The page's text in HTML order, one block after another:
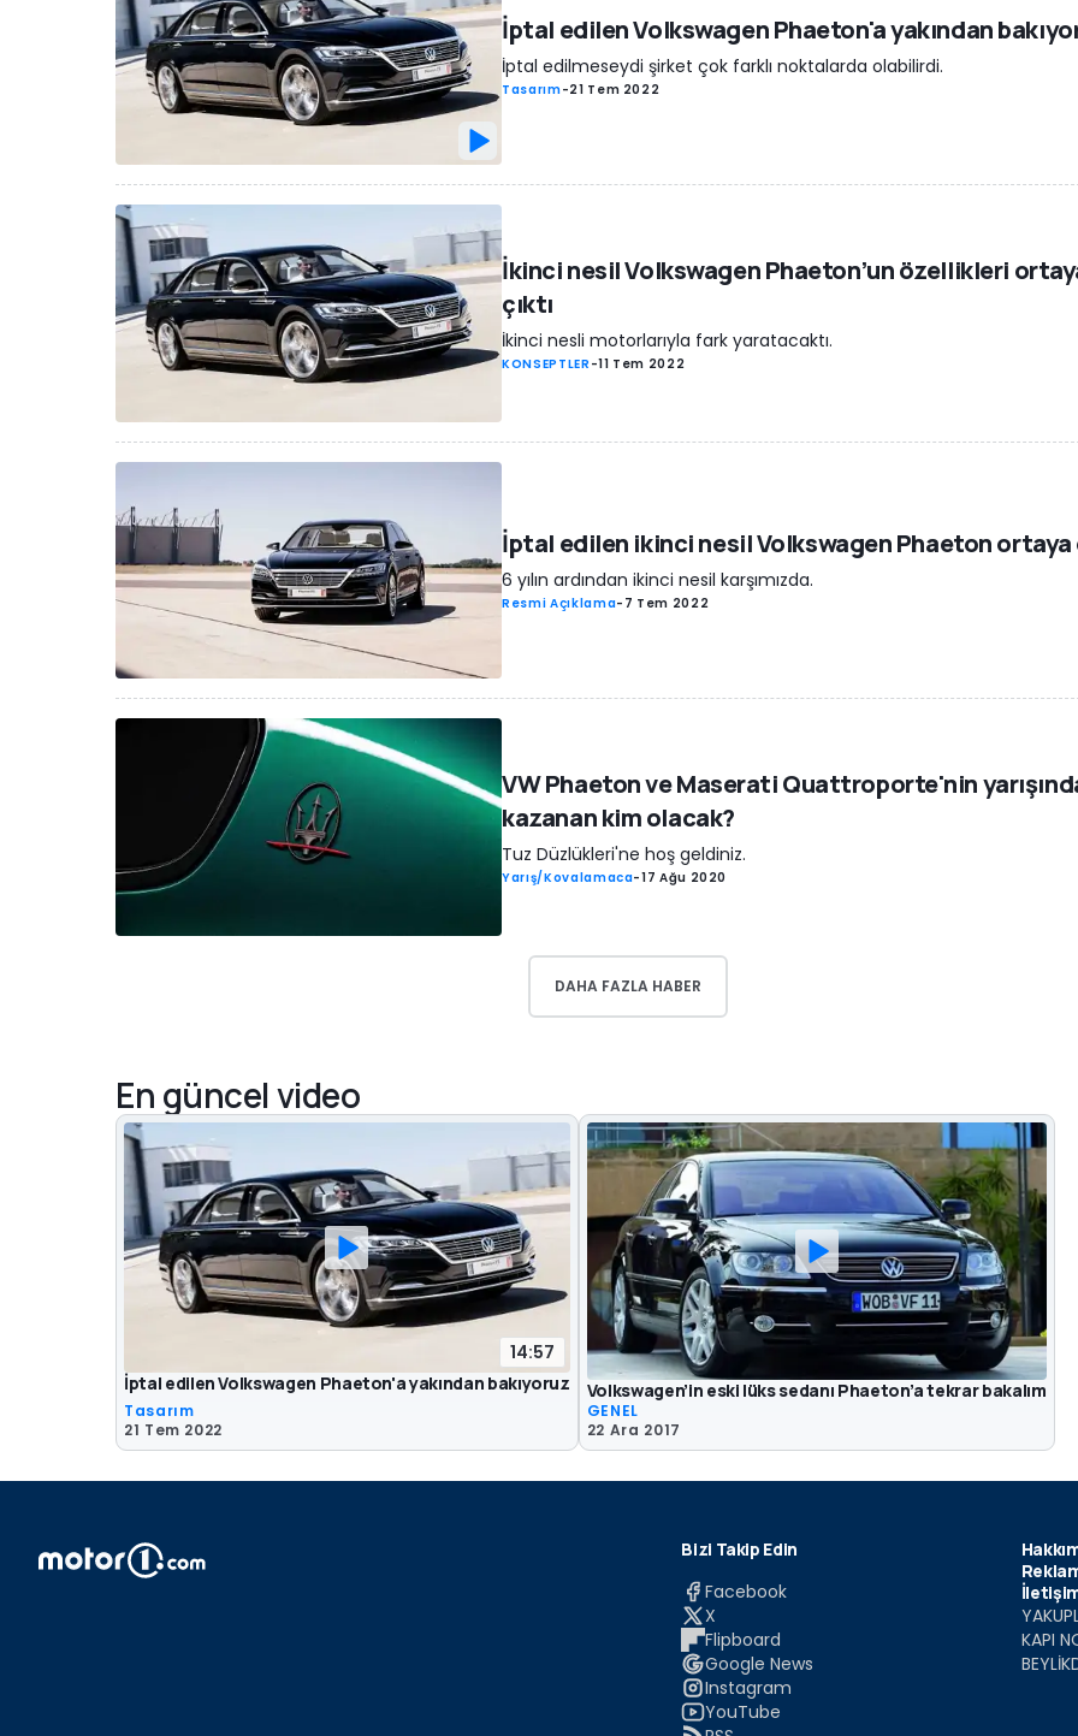
İptal edilen Volkswagen Phaeton'a yakından
İptal edilmeseydi şirket çok farklı noktalarda olabilirdi.
Tasarım-21 Tem 2022
İkinci nesil Volkswagen Phaeton’un özellikleri
çıktı
İkinci nesli motorlarıyla fark yaratacaktı.
KONSEPTLER -11 Tem 2022
İptal edilen ikinci nesil Volkswagen Phaeton ortaya
6 yılın ardından ikinci nesil karşımızda.
Resmi Açıklama- 7 Tem 2022
VW Phaeton ve Maserati Quattroporte'nin
kazanan kim olacak?
Tuz Düzlükleri'ne hoş geldiniz.
Yarış/Kovalamaca-17 Ağu 2020
DAHA FAZLA HABER
En güncel video
14:57
İptal edilen Volkswagen Phaeton'a yakından bakıyoruz
Tasarım
21 Tem 2022
Volkswagen’in eski lüks sedanı Phaeton’a tekrar bakalım
GENEL
22 Ara 2017
Bizi Takip Edin
Facebook
X
Flipboard
Google News
Instagram
YouTube
KAPI